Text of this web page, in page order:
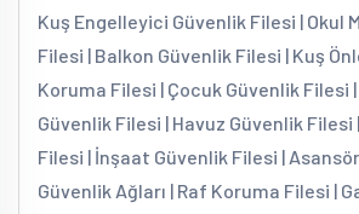
Kuş Engelleyici Güvenlik Filesi | Okul
Filesi | Balkon Güvenlik Filesi | Kuş
Koruma Filesi | Çocuk Güvenlik Filesi |
Güvenlik Filesi | Havuz Güvenlik Filesi
Filesi | İnşaat Güvenlik Filesi |
Güvenlik Ağları | Raf Koruma Filesi |